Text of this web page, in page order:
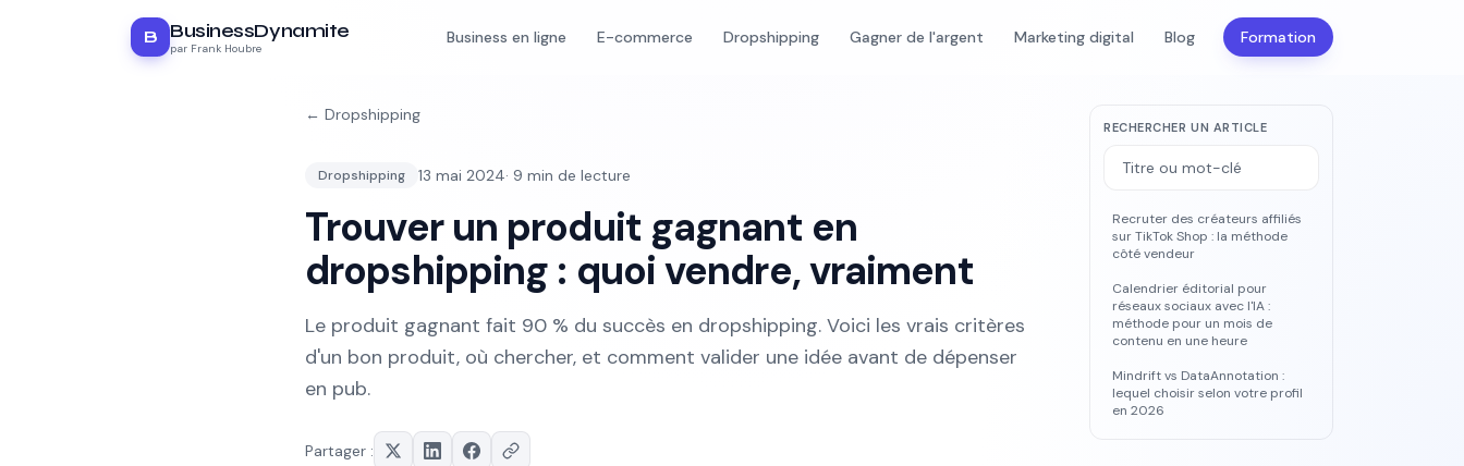
B BusinessDynamite
par Frank Houbre
Business en ligne E-commerce Dropshipping Gagner de l'argent Marketing digital Blog Formation
← Dropshipping
Dropshipping 13 mai 2024· 9 min de lecture
Trouver un produit gagnant en
dropshipping : quoi vendre, vraiment
Le produit gagnant fait 90 % du succès en dropshipping. Voici les vrais critères
d'un bon produit, où chercher, et comment valider une idée avant de dépenser
en pub.
Partager :
RECHERCHER UN ARTICLE
Recruter des créateurs affiliés
sur TikTok Shop : la méthode
côté vendeur
Calendrier éditorial pour
réseaux sociaux avec l'IA :
méthode pour un mois de
contenu en une heure
Mindrift vs DataAnnotation :
lequel choisir selon votre profil
en 2026